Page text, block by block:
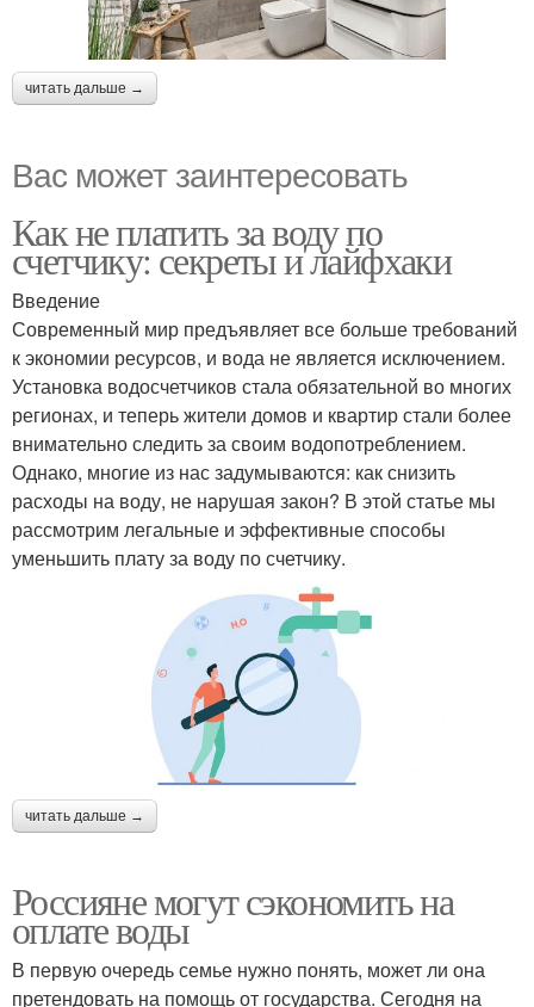
читать дальше →
Вас может заинтересовать
Как не платить за воду по
счетчику: секреты и лайфхаки
Введение
Современный мир предъявляет все больше требований
к экономии ресурсов, и вода не является исключением.
Установка водосчетчиков стала обязательной во многих
регионах, и теперь жители домов и квартир стали более
внимательно следить за своим водопотреблением.
Однако, многие из нас задумываются: как снизить
расходы на воду, не нарушая закон? В этой статье мы
рассмотрим легальные и эффективные способы
уменьшить плату за воду по счетчику.
читать дальше →
Россияне могут сэкономить на
оплате воды
В первую очередь семье нужно понять, может ли она
претендовать на помощь от государства. Сегодня на